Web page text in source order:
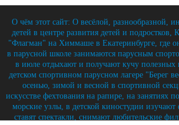
О чём этот сайт: О весёлой, разнообразной,
детей в центре развития детей и подростков,
"Флагман" на Химмаше в Екатеринбурге, где
в парусной школе занимаются парусным
в июле отдыхают и получают кучу полезных
детском спортивном парусном лагере "Берег
осенью, зимой и весной в спортивной
искусстве фехтования на рапире, на занятиях
морские узлы, в детской киностудии изучают
ставят спектакли, снимают любительские